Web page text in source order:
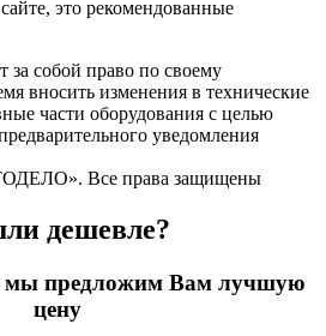
это рекомендованные
за собой право по своему
вносить изменения в технические
части оборудования с целью
уведомления
Все права защищены
дешевле?
мы предложим Вам лучшую
цену